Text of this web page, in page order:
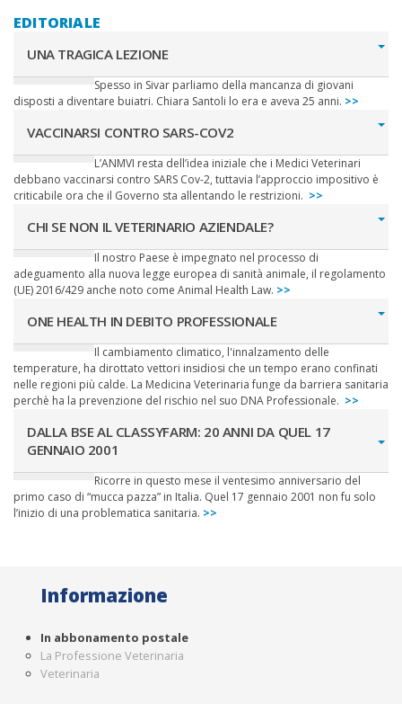
EDITORIALE
UNA TRAGICA LEZIONE
Spesso in Sivar parliamo della mancanza di giovani
disposti a diventare buiatri. Chiara Santoli lo era e aveva 25 anni. >>
VACCINARSI CONTRO SARS-COV2
L’ANMVI resta dell’idea iniziale che i Medici Veterinari
debbano vaccinarsi contro SARS Cov-2, tuttavia l’approccio impositivo è
criticabile ora che il Governo sta allentando le restrizioni. >>
CHI SE NON IL VETERINARIO AZIENDALE?
Il nostro Paese è impegnato nel processo di
adeguamento alla nuova legge europea di sanità animale, il regolamento
(UE) 2016/429 anche noto come Animal Health Law. >>
ONE HEALTH IN DEBITO PROFESSIONALE
Il cambiamento climatico, l'innalzamento delle
temperature, ha dirottato vettori insidiosi che un tempo erano confinati
nelle regioni più calde. La Medicina Veterinaria funge da barriera sanitaria
perchè ha la prevenzione del rischio nel suo DNA Professionale. >>
DALLA BSE AL CLASSYFARM: 20 ANNI DA QUEL 17
GENNAIO 2001
Ricorre in questo mese il ventesimo anniversario del
primo caso di “mucca pazza” in Italia. Quel 17 gennaio 2001 non fu solo
l’inizio di una problematica sanitaria. >>
Informazione
In abbonamento postale
La Professione Veterinaria
Veterinaria